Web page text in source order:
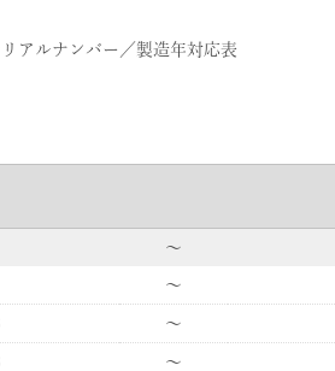
リアルナンバー／製造年対応表
〜
〜
〜
〜